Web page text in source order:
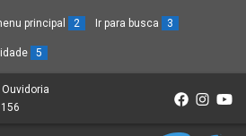
principal 2 Ir para busca 3
5
Ouvidoria